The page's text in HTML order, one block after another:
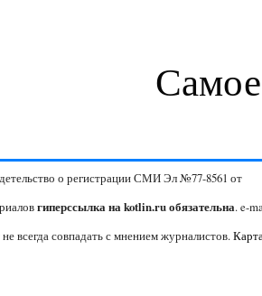
о регистрации СМИ Эл №77-8561 от
гиперссылка на kotlin.ru обязательна. e-
всегда совпадать с мнением журналистов.